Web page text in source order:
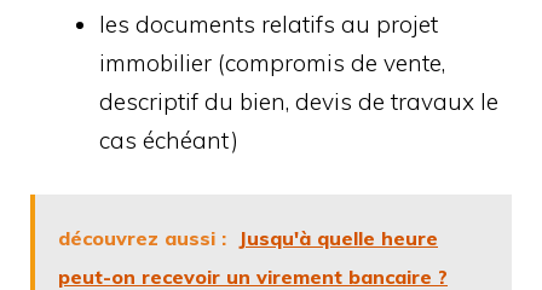
les documents relatifs au projet
immobilier (compromis de vente,
descriptif du bien, devis de travaux le
cas échéant)
découvrez aussi :
Jusqu'à quelle heure
peut-on recevoir un virement bancaire ?